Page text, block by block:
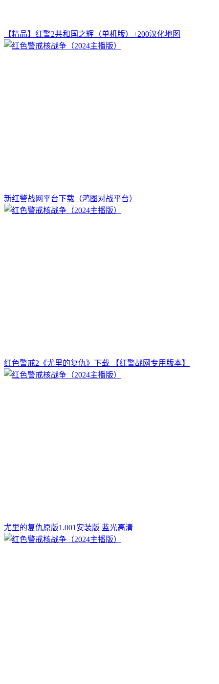
【精品】红警2共和国之辉（单机版）+200汉化地图
新红警战网平台下载（鸿图对战平台）
红色警戒2《尤里的复仇》下载 【红警战网专用版本】
尤里的复仇原版1.001安装版 蓝光高清